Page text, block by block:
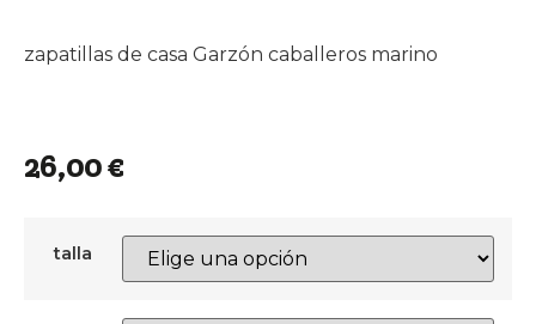
zapatillas de casa Garzón caballeros marino
26,00€
talla